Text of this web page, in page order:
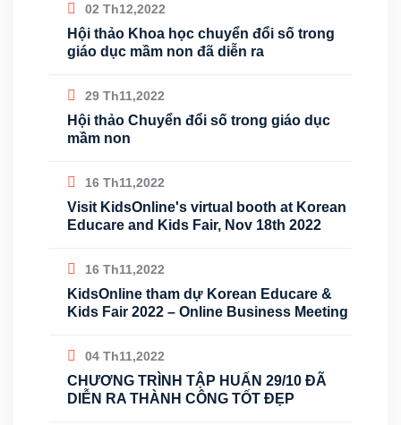
02 Th12,2022
Hội thảo Khoa học chuyển đổi số trong
giáo dục mầm non đã diễn ra
29 Th11,2022
Hội thảo Chuyển đổi số trong giáo dục
mầm non
16 Th11,2022
Visit KidsOnline's virtual booth at Korean
Educare and Kids Fair, Nov 18th 2022
16 Th11,2022
KidsOnline tham dự Korean Educare &
Kids Fair 2022 – Online Business Meeting
04 Th11,2022
CHƯƠNG TRÌNH TẬP HUẤN 29/10 ĐÃ
DIỄN RA THÀNH CÔNG TỐT ĐẸP